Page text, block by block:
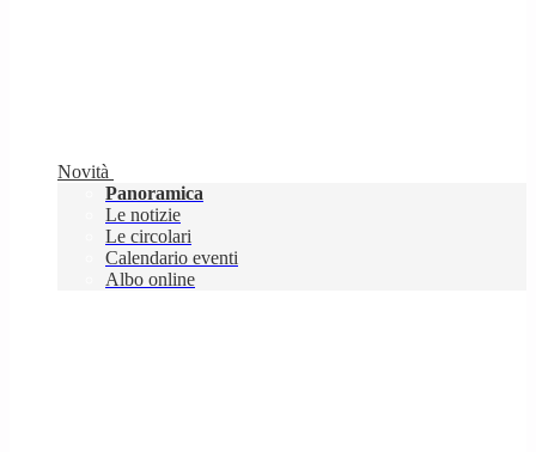
Novità
Panoramica
Le notizie
Le circolari
Calendario eventi
Albo online